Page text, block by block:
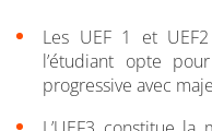
Les UEF 1 et
l’étudiant opte
progressive avec